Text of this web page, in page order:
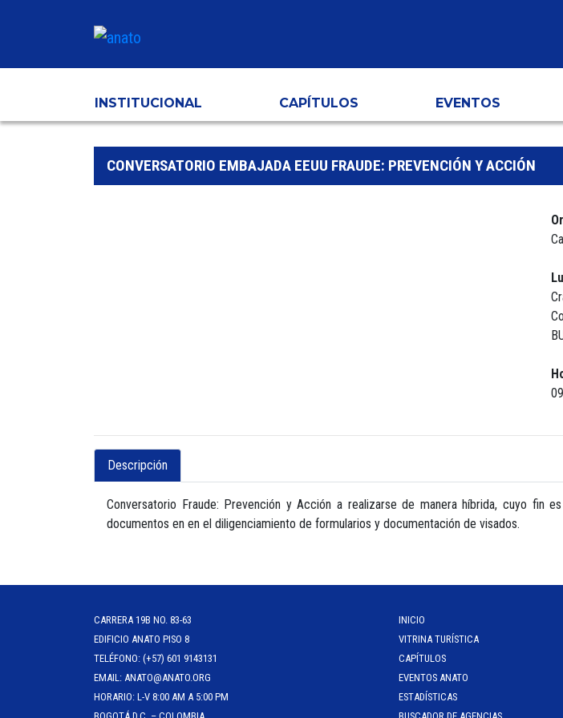
INSTITUCIONAL CAPÍTULOS EVENTOS
CONVERSATORIO EMBAJADA EEUU FRAUDE: PREVENCIÓN Y ACCIÓN
Descripción
Conversatorio Fraude: Prevención y Acción a realizarse de manera híbrida, cuyo fin
documentos en en el diligenciamiento de formularios y documentación de visados.
CARRERA 19B NO. 83-63
EDIFICIO ANATO PISO 8
TELÉFONO: (+57) 601 9143131
EMAIL: ANATO@ANATO.ORG
HORARIO: L-V 8:00 AM A 5:00 PM
INICIO
VITRINA TURÍSTICA
CAPÍTULOS
EVENTOS ANATO
ESTADÍSTICAS